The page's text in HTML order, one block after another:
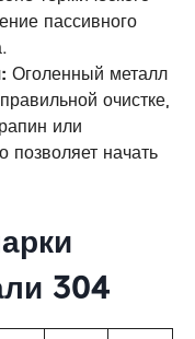
пассивного
Оголенный металл
очистке,
или
позволяет начать
304